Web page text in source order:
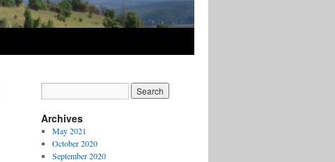
Archives
May 2021
October 2020
September 2020